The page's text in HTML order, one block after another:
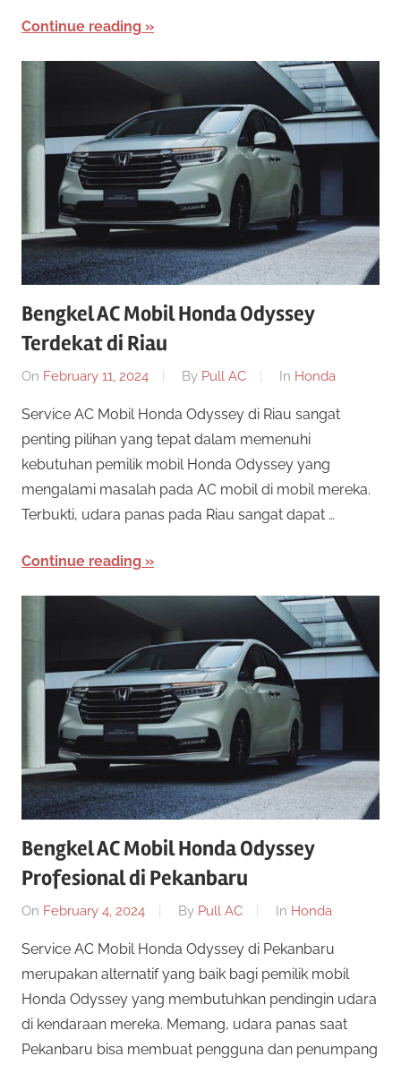
Continue reading
Bengkel AC Mobil Honda Odyssey
Terdekat di Riau
On February 11, 2024 By Pull AC In Honda
Service AC Mobil Honda Odyssey di Riau sangat
penting pilihan yang tepat dalam memenuhi
kebutuhan pemilik mobil Honda Odyssey yang
mengalami masalah pada AC mobil di mobil mereka.
Terbukti, udara panas pada Riau sangat dapat …
Continue reading
Bengkel AC Mobil Honda Odyssey
Profesional di Pekanbaru
On February 4, 2024 By Pull AC In Honda
Service AC Mobil Honda Odyssey di Pekanbaru
merupakan alternatif yang baik bagi pemilik mobil
Honda Odyssey yang membutuhkan pendingin udara
di kendaraan mereka. Memang, udara panas saat
Pekanbaru bisa membuat pengguna dan penumpang